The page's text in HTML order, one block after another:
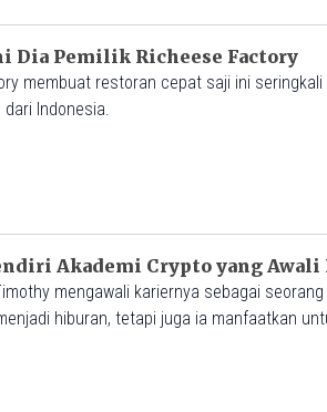
Dia Pemilik Richeese Factory
membuat restoran cepat saji ini
Indonesia.
Akademi Crypto yang Awali
mengawali kariernya sebagai seorang
hiburan, tetapi juga ia manfaatkan
pencapaian awalnya mendorong Timothy